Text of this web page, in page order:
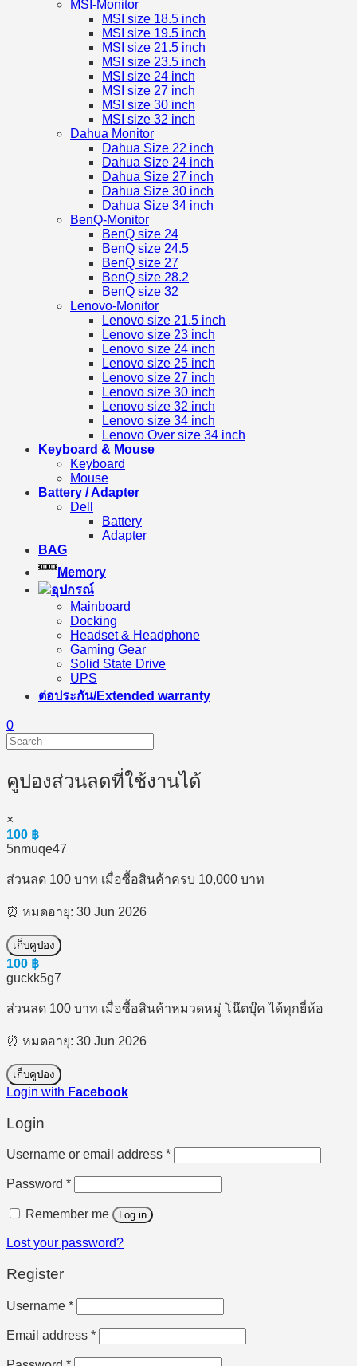
MSI-Monitor
MSI size 18.5 inch
MSI size 19.5 inch
MSI size 21.5 inch
MSI size 23.5 inch
MSI size 24 inch
MSI size 27 inch
MSI size 30 inch
MSI size 32 inch
Dahua Monitor
Dahua Size 22 inch
Dahua Size 24 inch
Dahua Size 27 inch
Dahua Size 30 inch
Dahua Size 34 inch
BenQ-Monitor
BenQ size 24
BenQ size 24.5
BenQ size 27
BenQ size 28.2
BenQ size 32
Lenovo-Monitor
Lenovo size 21.5 inch
Lenovo size 23 inch
Lenovo size 24 inch
Lenovo size 25 inch
Lenovo size 27 inch
Lenovo size 30 inch
Lenovo size 32 inch
Lenovo size 34 inch
Lenovo Over size 34 inch
Keyboard & Mouse
Keyboard
Mouse
Battery / Adapter
Dell
Battery
Adapter
BAG
Memory
อุปกรณ์
Mainboard
Docking
Headset & Headphone
Gaming Gear
Solid State Drive
UPS
ต่อประกัน/Extended warranty
0
คูปองส่วนลดที่ใช้งานได้
×
100 ฿
5nmuqe47
ส่วนลด 100 บาท เมื่อซื้อสินค้าครบ 10,000 บาท
⏰ หมดอายุ: 30 Jun 2026
เก็บคูปอง
100 ฿
guckk5g7
ส่วนลด 100 บาท เมื่อซื้อสินค้าหมวดหมู่ โน๊ตบุ๊ค ได้ทุกยี่ห้อ
⏰ หมดอายุ: 30 Jun 2026
เก็บคูปอง
Login with Facebook
Login
Username or email address *Required
Password *Required
Remember me Log in
Lost your password?
Register
Username *Required
Email address *Required
Required